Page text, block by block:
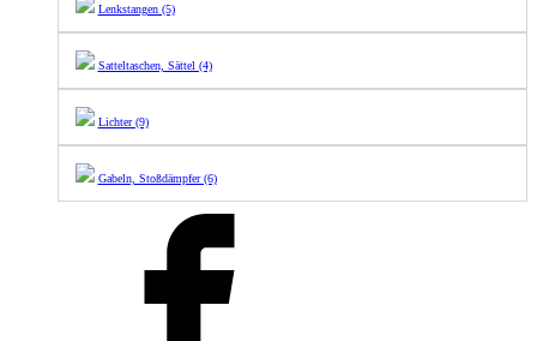
Lenkstangen (5)
Satteltaschen, Sättel (4)
Lichter (9)
Gabeln, Stoßdämpfer (6)